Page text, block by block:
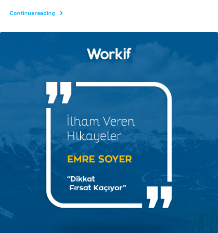
Continue reading